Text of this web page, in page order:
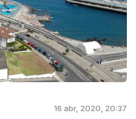
16 abr, 2020, 20:37